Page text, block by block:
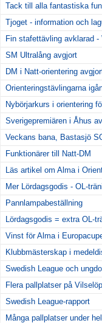
Tack till alla fantastiska
Tjoget - information och
Fin stafettävling avklarad
SM Ultralång avgjort
DM i Natt-orientering
Orienteringstävlingarna
Nybörjarkurs i orientering
Sverigepremiären i Åhus
Veckans bana, Bastasjö
Funktionärer till Natt-DM
Läs artikel om Alma i
Mer Lördagsgodis - OL-
Pannlampabeställning
Lördagsgodis = extra OL-
Vinst för Alma i
Klubbmästerskap i
Swedish League och
Flera pallplatser på
Swedish League-rapport
Många pallplatser under